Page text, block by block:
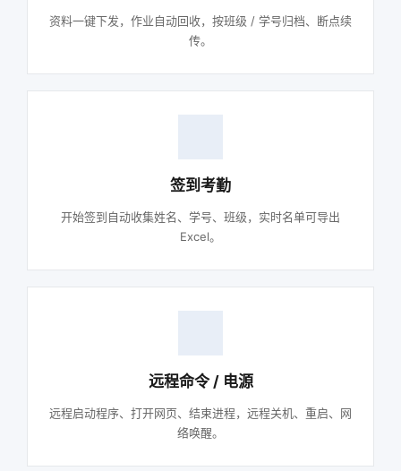
资料一键下发，作业自动回收，按班级 / 学号归档、断点续
传。
签到考勤
开始签到自动收集姓名、学号、班级，实时名单可导出
Excel。
远程命令 / 电源
远程启动程序、打开网页、结束进程，远程关机、重启、网
络唤醒。